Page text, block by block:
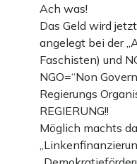
Ach was!
Das Geld wird
angelegt bei der
Faschisten) und
NGO=“Non
Regierungs
REGIERUNG!!
Möglich machts